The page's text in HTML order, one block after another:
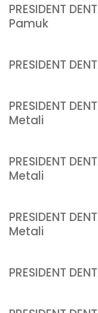
PRESIDENT
Pamuk
PRESIDENT
PRESIDENT
Metali
PRESIDENT
Metali
PRESIDENT
Metali
PRESIDENT